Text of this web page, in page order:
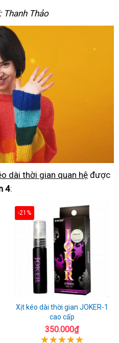
Thanh Thảo
dài thời gian quan hệ được
4:
-21%
Xịt kéo dài thời gian JOKER-1
cao cấp
350.000₫